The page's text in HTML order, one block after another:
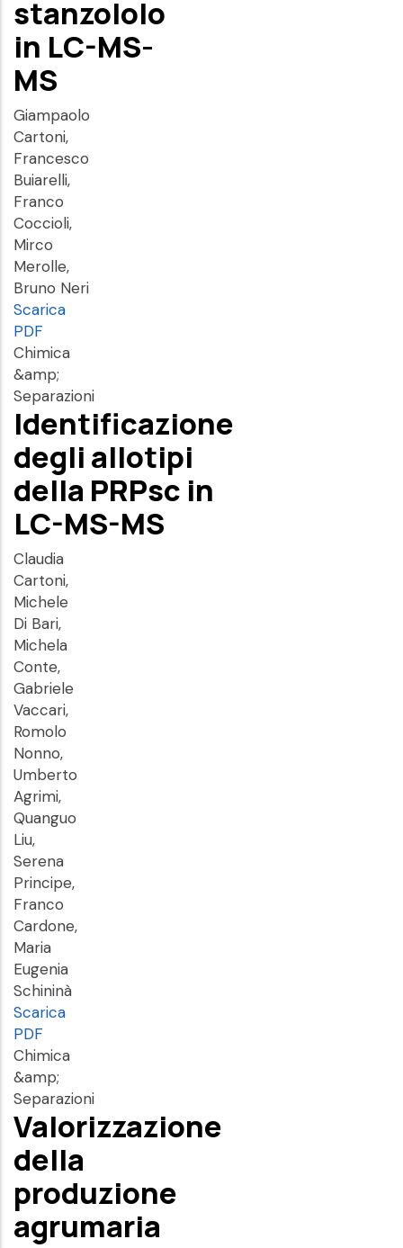
stanzololo
in LC-MS-
MS
Giampaolo
Cartoni,
Francesco
Buiarelli,
Franco
Coccioli,
Mirco
Merolle,
Bruno Neri
Scarica
PDF
Chimica
&amp;
Separazioni
Identificazione
degli allotipi
della PRPsc in
LC-MS-MS
Claudia
Cartoni,
Michele
Di Bari,
Michela
Conte,
Gabriele
Vaccari,
Romolo
Nonno,
Umberto
Agrimi,
Quanguo
Liu,
Serena
Principe,
Franco
Cardone,
Maria
Eugenia
Schininà
Scarica
PDF
Chimica
&amp;
Separazioni
Valorizzazione
della
produzione
agrumaria